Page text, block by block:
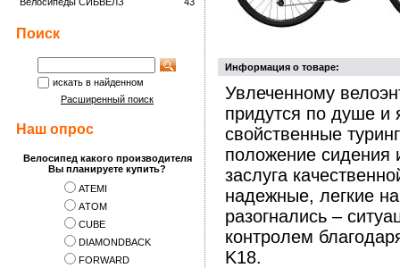
Поиск
искать в найденном
Расширенный поиск
Наш опрос
Велосипед какого производителя
Вы планируете купить?
ATEMI
АTOM
CUBE
DIAMONDBACK
FORWARD
Информация о товаре:
Увлеченному
придутся по душе и
свойственные
положение сидения
заслуга
надежные, легкие
разогнались –
контролем
K18.